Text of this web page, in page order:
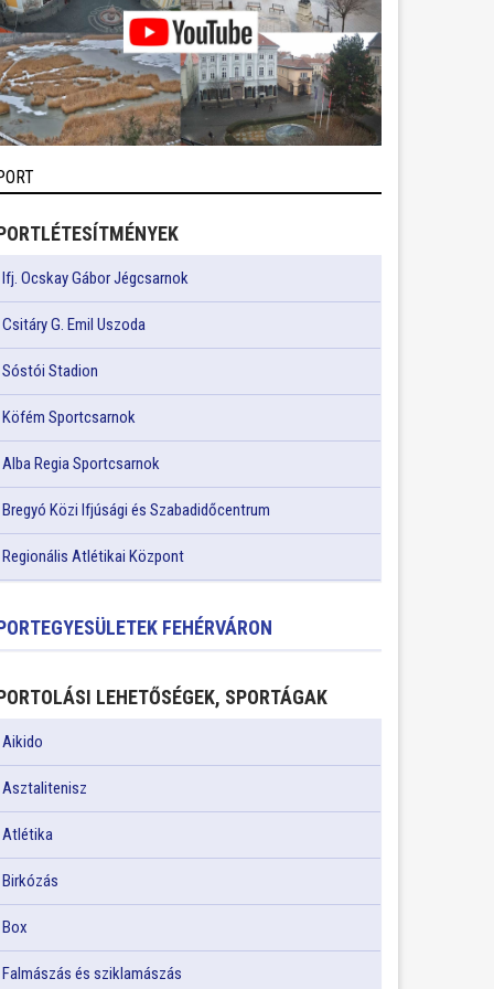
Ifj. Ocskay Gábor Jégcsarnok
Csitáry G. Emil Uszoda
Sóstói Stadion
Köfém Sportcsarnok
Alba Regia Sportcsarnok
Bregyó Közi Ifjúsági és Szabadidőcentrum
Regionális Atlétikai Központ
FEHÉRVÁRON
LEHETŐSÉGEK, SPORTÁGAK
Aikido
Asztalitenisz
Atlétika
Birkózás
Box
Falmászás és sziklamászás